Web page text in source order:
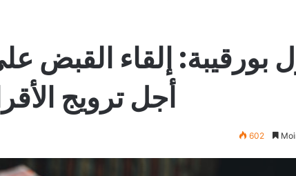
بورقيبة: إلقاء
أجل ترويج
602